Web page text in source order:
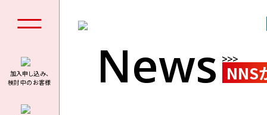
加入申し込み、
検討中のお客様
News NNS